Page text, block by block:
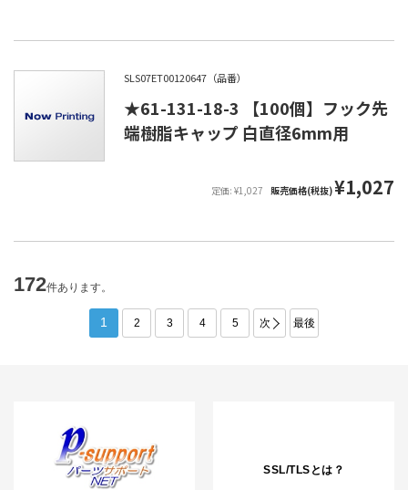
SLS07ET00120647（品番）
★61-131-18-3 【100個】フック先
端樹脂キャップ 白直径6mm用
定価: ¥1,027 販売価格(税抜)¥1,027
172件あります。
1 2 3 4 5 次 最後
SSL/TLSとは？